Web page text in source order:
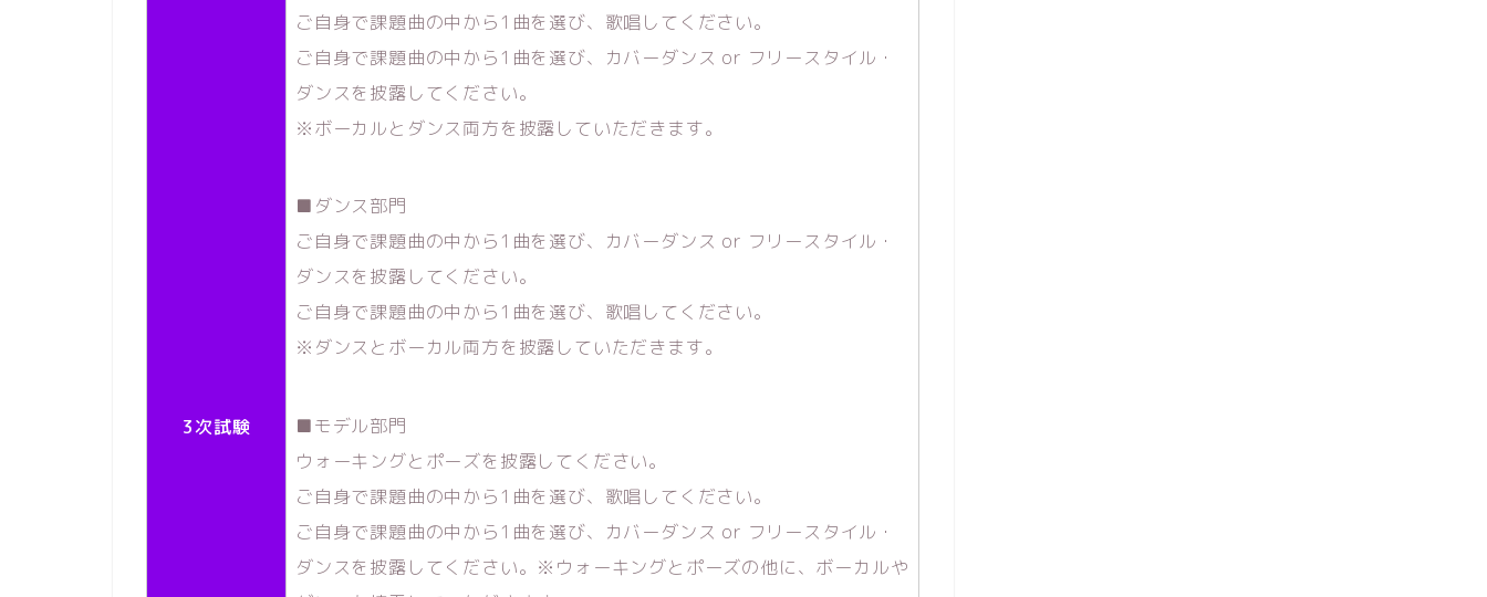
3次試験
ご自身で課題曲の中から1曲を選び、歌唱してください。
ご自身で課題曲の中から1曲を選び、カバーダンス or フリースタイル・
ダンスを披露してください。
※ボーカルとダンス両方を披露していただきます。
■ダンス部門
ご自身で課題曲の中から1曲を選び、カバーダンス or フリースタイル・
ダンスを披露してください。
ご自身で課題曲の中から1曲を選び、歌唱してください。
※ダンスとボーカル両方を披露していただきます。
■モデル部門
ウォーキングとポーズを披露してください。
ご自身で課題曲の中から1曲を選び、歌唱してください。
ご自身で課題曲の中から1曲を選び、カバーダンス or フリースタイル・
ダンスを披露してください。※ウォーキングとポーズの他に、ボーカルや